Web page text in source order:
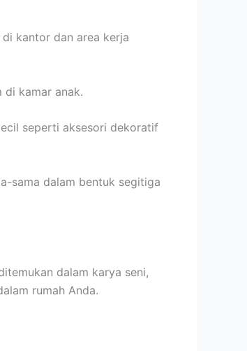
kantor dan area kerja
di kamar anak.
seperti aksesori dekoratif
sama dalam bentuk segitiga
dalam karya seni,
rumah Anda.